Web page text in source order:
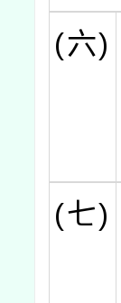
(六)
(七)